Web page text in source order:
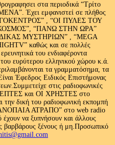
στα περιοδικά “Τρίτο
Έχει εμφανιστεί σε πλήθος
, “ΟΙ ΠΥΛΕΣ ΤΟΥ
“ΠΑΝΩ ΣΤΗΝ ΩΡΑ”
ΜΥΣΤΗΡΙΩΝ” , “MEGA
καθώς και σε πολλές
του ενδιαφέροντα
ευρύτερου ελληνικού χώρου κ.ά.
τα γραμματόσημα, τα
Έφεδρος Ειδικός Επιστήμονας
στις ραδιοφωνικές
και ΟΙ ΧΡΗΣΤΕΣ στο
δική του ραδιοφωνική εκπομπή
ΑΤΡΑΠΟ” στο web radio
να ξυπνήσουν και άλλους
βαρβάρους ξένους ή μη.Προσωπικό